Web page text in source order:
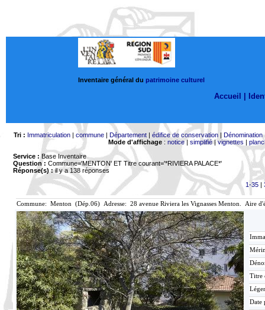
Inventaire général du patrimoine culturel
Accueil |
Tri : Immatriculation| commune| Département| édifice de conservation| Dénomination
Mode d'affichage: notice| simplifié|vignettes |
Service : Base Inventaire
Question : Commune='MENTON' ET Titre courant='*RIVIERA PALACE*'
Réponse(s) :il y a 138 réponses
1-35|
Commune: Menton (Dép.06) Adresse: 28 avenue Riviera les Vignasses Menton. Aire
Titre
Date